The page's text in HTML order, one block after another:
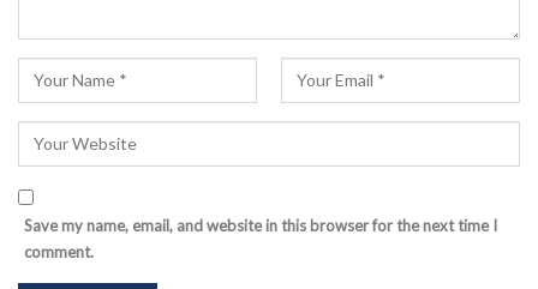
Save my name, email, and website in this browser for the next time I
comment.